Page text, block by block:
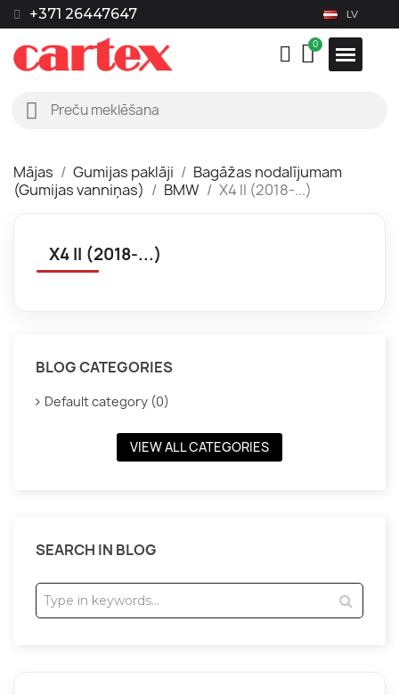
+371 26447647 LV
Mājas Gumijas paklāji
Bagāžas nodalījumam
(Gumijas vanniņas)
BMW X4 II (2018-...)
X4 II (2018-...)
BLOG CATEGORIES
Default category (0)
VIEW ALL CATEGORIES
SEARCH IN BLOG